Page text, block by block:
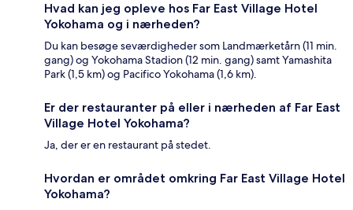
Hvad kan jeg opleve hos Far East Village Hotel
Yokohama og i nærheden?
Du kan besøge seværdigheder som Landmærketårn (11 min.
gang) og Yokohama Stadion (12 min. gang) samt Yamashita
Park (1,5 km) og Pacifico Yokohama (1,6 km).
Er der restauranter på eller i nærheden af Far East
Village Hotel Yokohama?
Ja, der er en restaurant på stedet.
Hvordan er området omkring Far East Village Hotel
Yokohama?